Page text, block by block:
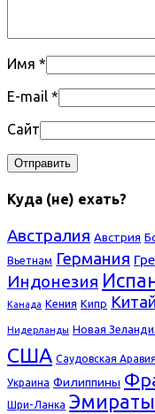
Имя *
E-mail *
Сайт
Куда (не) ехать?
Австралия Австрия
Вьетнам Германия
Индонезия
Канада Кения Кипр Китай
Нидерланды Новая
США Саудовская Аравия
Украина Филиппины
Шри-Ланка Эмираты